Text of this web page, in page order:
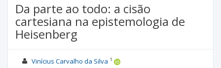
Da parte ao todo: a cisão
cartesiana na epistemologia de
Heisenberg
Vinícius Carvalho da Silva 1